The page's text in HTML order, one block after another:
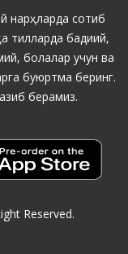
нарҳларда сотиб
тилларда бадиий,
болалар учун ва
буюртма беринг.
берамиз.
Reserved.